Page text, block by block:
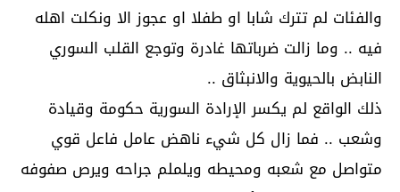
والفئات لم تترك شابا او طفلا او عجوز الا ونكلت اهله
فيه .. وما زالت ضرباتها غادرة وتوجع القلب السوري
النابض بالحيوية والانبثاق ..
ذلك الواقع لم يكسر الإرادة السورية حكومة وقيادة
وشعب .. فما زال كل شيء ناهض عامل فاعل قوي
متواصل مع شعبه ومحيطه ويلملم جراحه ويرص صفوفه